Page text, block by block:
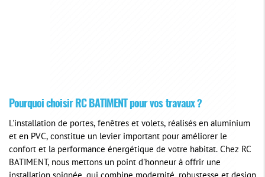
Pourquoi choisir RC BATIMENT pour vos travaux ?
L'installation de portes, fenêtres et volets, réalisés en aluminium
et en PVC, constitue un levier important pour améliorer le
confort et la performance énergétique de votre habitat. Chez RC
BATIMENT, nous mettons un point d'honneur à offrir une